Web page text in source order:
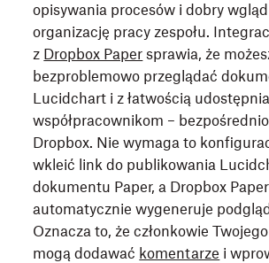
opisywania procesów i dobry
organizację pracy zespołu.
z Dropbox Paper sprawia, że
bezproblemowo przeglądać
Lucidchart i z łatwością
współpracownikom –
Dropbox. Nie wymaga to
wkleić link do publikowania
dokumentu Paper, a Dropbox Paper
automatycznie wygeneruje
Oznacza to, że członkowie
mogą dodawać komentarze i